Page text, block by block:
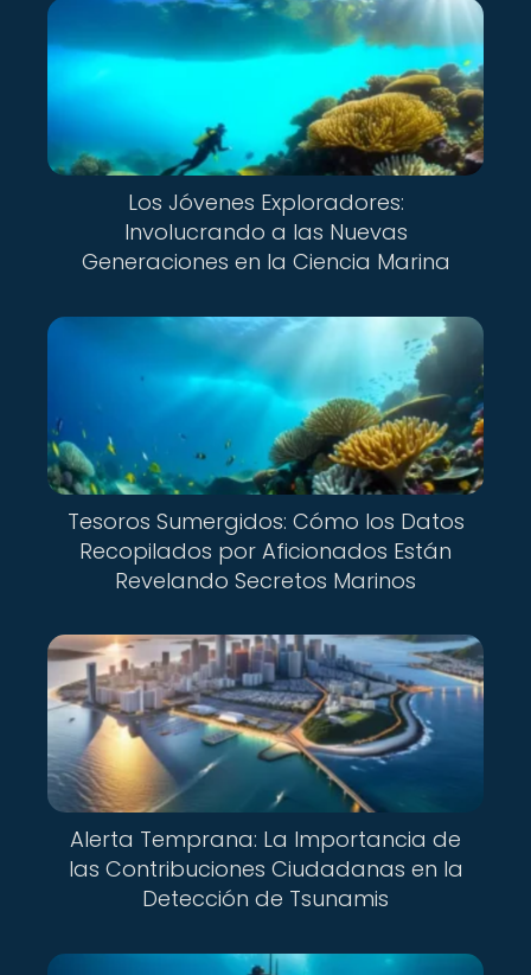
Los Jóvenes Exploradores:
Involucrando a las Nuevas
Generaciones en la Ciencia Marina
Tesoros Sumergidos: Cómo los Datos
Recopilados por Aficionados Están
Revelando Secretos Marinos
Alerta Temprana: La Importancia de
las Contribuciones Ciudadanas en la
Detección de Tsunamis